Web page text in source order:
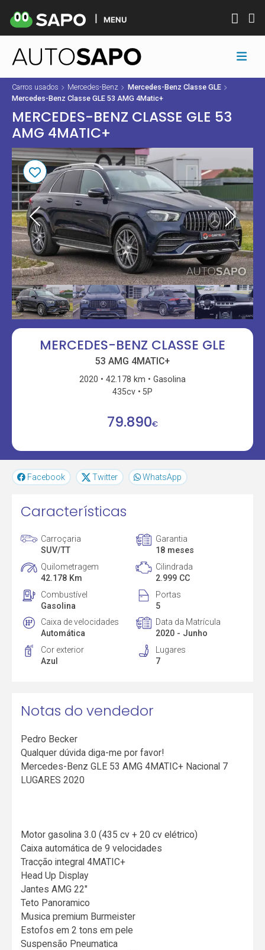
MENU
Carros usados Mercedes-Benz
Mercedes-Benz Classe GLE
Mercedes-Benz Classe GLE 53 AMG 4Matic+
MERCEDES-BENZ CLASSE GLE 53
AMG 4MATIC+
MERCEDES-BENZ CLASSE GLE
53 AMG 4MATIC+
2020 42.178 km
Gasolina
435cv
5P
79.890€
Facebook Twitter WhatsApp
Características
Carroçaria
SUV/TT
Garantia
18 meses
Quilometragem
42.178 Km
Cilindrada
2.999 CC
Combustível
Gasolina
Portas
5
Caixa de velocidades
Automática
Data da Matrícula
2020 - Junho
Cor exterior
Azul
Lugares
7
Notas do vendedor
Pedro Becker
Qualquer dúvida diga-me por favor!
Mercedes-Benz GLE 53 AMG 4MATIC+ Nacional 7
LUGARES 2020
Motor gasolina 3.0 (435 cv + 20 cv elétrico)
Caixa automática de 9 velocidades
Tracção integral 4MATIC+
Head Up Display
Jantes AMG 22"
Teto Panoramico
Musica premium Burmeister
Estofos em 2 tons em pele
Suspensão Pneumatica